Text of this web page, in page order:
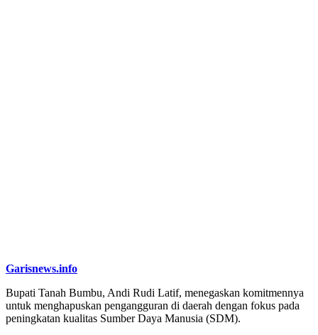
Garisnews.info
Bupati Tanah Bumbu, Andi Rudi Latif, menegaskan komitmennya
untuk menghapuskan pengangguran di daerah dengan fokus pada
peningkatan kualitas Sumber Daya Manusia (SDM).